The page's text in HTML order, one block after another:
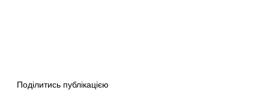
Поділитись публікацією